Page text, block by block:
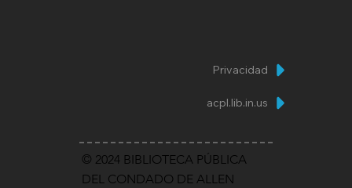
Privacidad
acpl.lib.in.us
© 2024 BIBLIOTECA PÚBLICA
DEL CONDADO DE ALLEN